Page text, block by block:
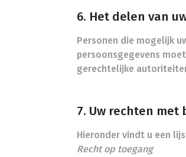
6. Het delen van
Personen die mogelijk
persoonsgegevens
gerechtelijke
7. Uw rechten
Hieronder vindt u een
Recht op toegang